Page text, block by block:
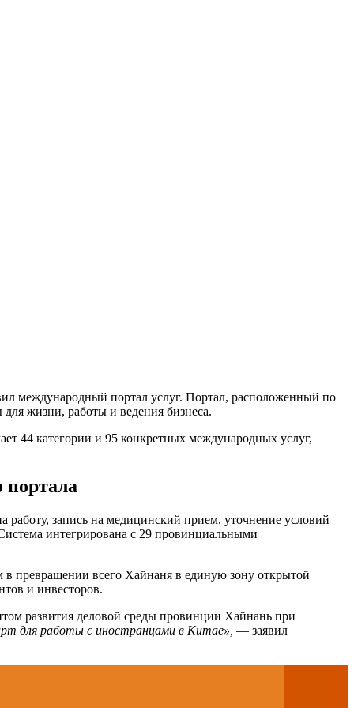
международный портал услуг. Портал, расположенный по
жизни, работы и ведения бизнеса.
44 категории и 95 конкретных международных услуг,
запись на медицинский прием, уточнение условий
интегрирована с 29 провинциальными
в превращении всего Хайнаня в единую зону открытой
и инвесторов.
развития деловой среды провинции Хайнань при
для работы с иностранцами в Китае», — заявил